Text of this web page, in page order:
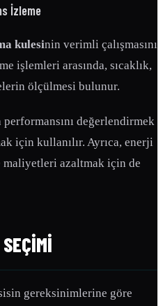
İzleme
kulesinin verimli çalışmasını
işlemleri arasında, sıcaklık,
ölçülmesi bulunur.
değerlendirmek
için kullanılır. Ayrıca, enerji
azaltmak için de
SEÇIMI
gereksinimlerine göre